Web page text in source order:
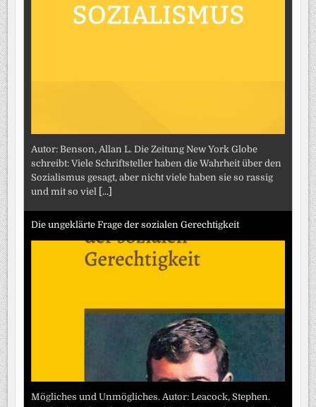
Autor: Benson, Allan L. Die Zeitung New York Globe
schreibt: Viele Schriftsteller haben die Wahrheit über den
Sozialismus gesagt, aber nicht viele haben sie so rassig
und mit so viel [...]
Die ungeklärte Frage der sozialen Gerechtigkeit
Mögliches und Unmögliches. Autor: Leacock, Stephen.